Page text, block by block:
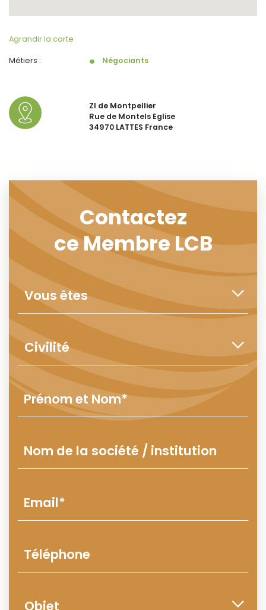
Agrandir la carte
Métiers : Négociants
ZI de Montpellier
Rue de Montels Eglise
34970 LATTES France
Contactez
ce Membre LCB